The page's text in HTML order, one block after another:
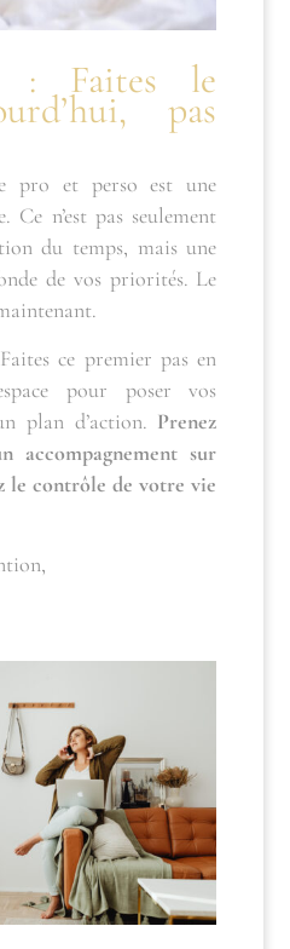
: Faites le
pas
pro et perso est une
Ce n’est pas seulement
du temps, mais une
de vos priorités. Le
ce premier pas en
pour poser vos
plan d’action. Prenez
accompagnement sur
le contrôle de votre vie